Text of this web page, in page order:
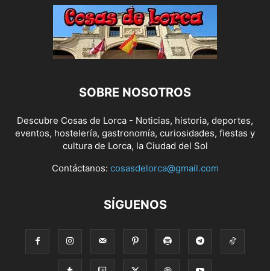
SOBRE NOSOTROS
Descubre Cosas de Lorca - Noticias, historia, deportes,
eventos, hostelería, gastronomía, curiosidades, fiestas y
cultura de Lorca, la Ciudad del Sol
Contáctanos: cosasdelorca@gmail.com
SÍGUENOS